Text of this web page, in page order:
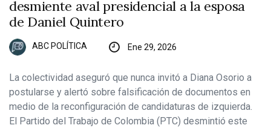
desmiente aval presidencial a la esposa
de Daniel Quintero
ABC POLÍTICA Ene 29, 2026
La colectividad aseguró que nunca invitó a Diana Osorio a
postularse y alertó sobre falsificación de documentos en
medio de la reconfiguración de candidaturas de izquierda.
El Partido del Trabajo de Colombia (PTC) desmintió este